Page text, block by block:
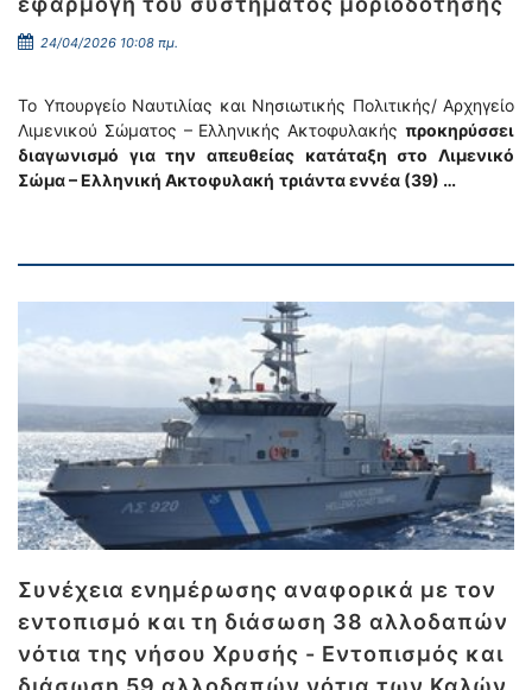
24/04/2026 10:08 πμ.
Το Υπουργείο Ναυτιλίας και Νησιωτικής Πολιτικής/ Αρχηγείο
Λιμενικού Σώματος – Ελληνικής Ακτοφυλακής προκηρύσσει
διαγωνισμό για την απευθείας κατάταξη στο Λιμενικό
Σώμα – Ελληνική Ακτοφυλακή τριάντα εννέα (39) …
Συνέχεια ενημέρωσης αναφορικά με τον
εντοπισμό και τη διάσωση 38 αλλοδαπών
νότια της νήσου Χρυσής - Εντοπισμός και